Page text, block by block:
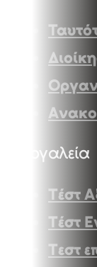
Εργαλεία
Τέστ
Τέστ
Τεστ